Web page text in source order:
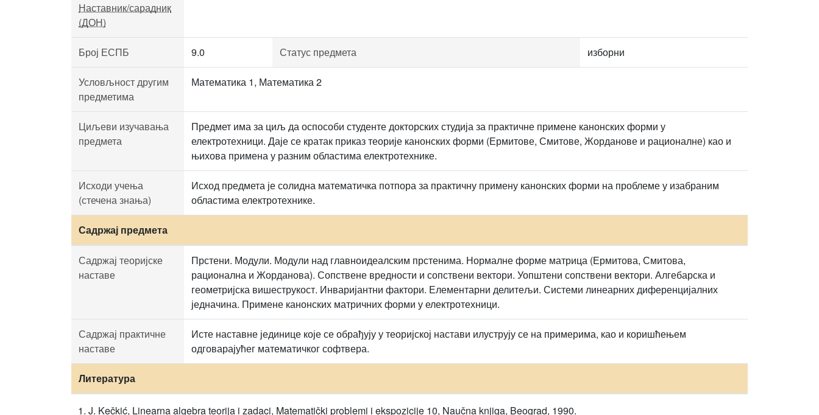
Наставник/сарадник
(ДОН)
Број ЕСПБ 9.0 Статус предмета изборни
Условљност другим
предметима
Математика 1, Математика 2
Циљеви изучавања
предмета
Предмет има за циљ да оспособи студенте докторских студија за практичне примене канонских форми у
електротехници. Даје се кратак приказ теорије канонских форми (Ермитове, Смитове, Жорданове и рационалне) као и
њихова примена у разним областима електротехнике.
Исходи учења
(стечена знања)
Исход предмета је солидна математичка потпора за практичну примену канонских форми на проблеме у изабраним
областима електротехнике.
Садржај предмета
Садржај теоријске
наставе
Прстени. Модули. Модули над главноидеалским прстенима. Нормалне форме матрица (Ермитова, Смитова,
рационална и Жорданова). Сопствене вредности и сопствени вектори. Уопштени сопствени вектори. Алгебарска и
геометријска вишеструкост. Инваријантни фактори. Елементарни делитељи. Системи линеарних диференцијалних
једначина. Примене канонских матричних форми у електротехници.
Садржај практичне
наставе
Исте наставне јединице које се обрађују у теоријској настави илуструју се на примерима, као и коришћењем
одговарајућег математичког софтвера.
Литература
J. Kečkić, Linearna algebra teorija i zadaci, Matematički problemi i ekspozicije 10, Naučna knjiga, Beograd, 1990.